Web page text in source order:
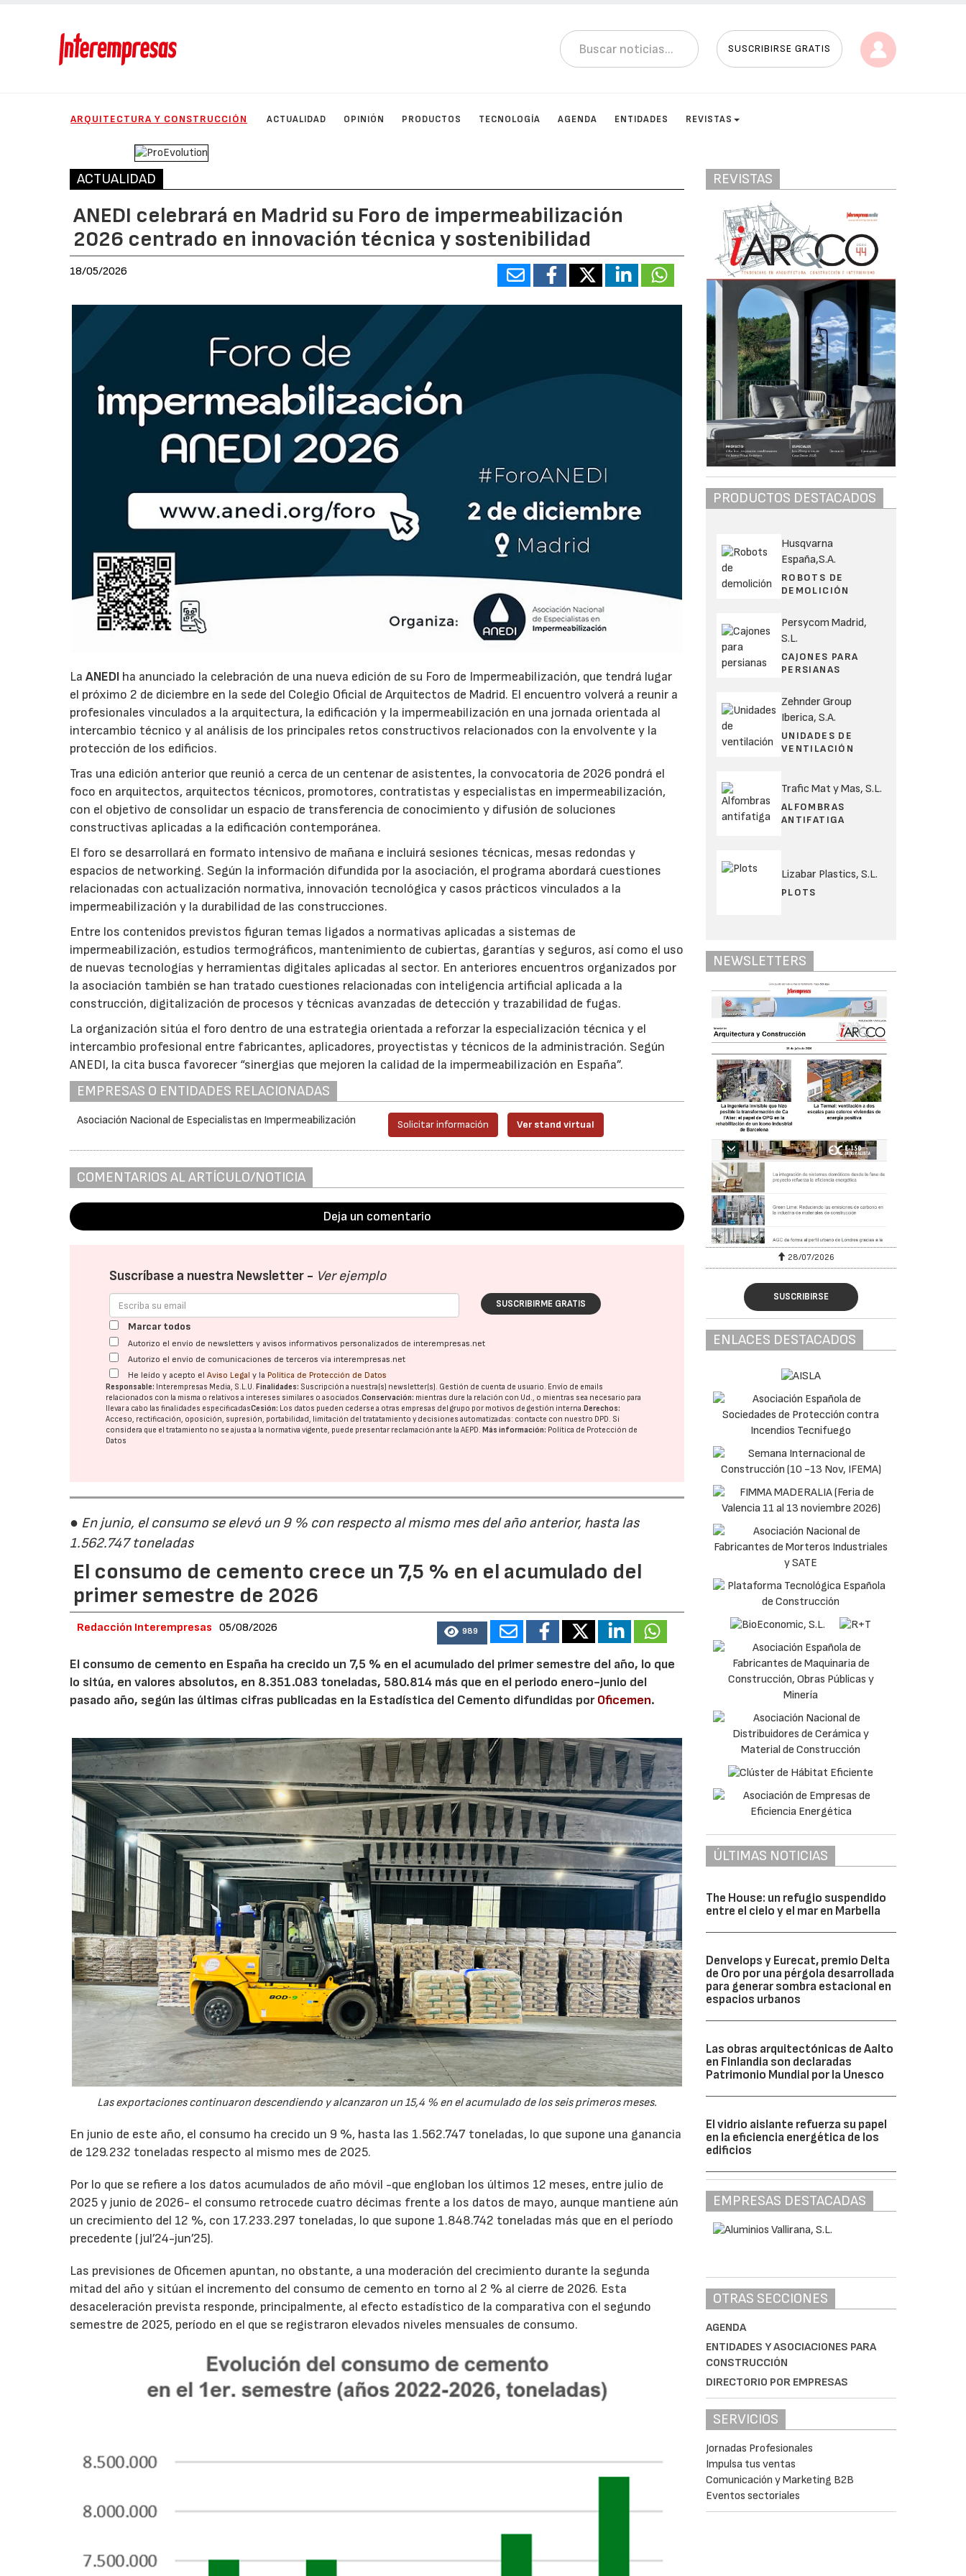
SUSCRIBIRSE GRATIS
ARQUITECTURA Y CONSTRUCCIÓN ACTUALIDAD OPINIÓN PRODUCTOS TECNOLOGÍA AGENDA ENTIDADES REVISTAS
ACTUALIDAD
ANEDI celebrará en Madrid su Foro de impermeabilización
2026 centrado en innovación técnica y sostenibilidad
18/05/2026
LaANEDI ha anunciado la celebración de una nueva edición de su Foro de Impermeabilización, que tendrá lugar
el próximo 2 de diciembre en la sede del Colegio Oficial de Arquitectos de Madrid. El encuentro volverá a reunir a
profesionales vinculados a la arquitectura, la edificación y la impermeabilización en una jornada orientada al
intercambio técnico y al análisis de los principales retos constructivos relacionados con la envolvente y la
protección de los edificios.
Tras una edición anterior que reunió a cerca de un centenar de asistentes, la convocatoria de 2026 pondrá el
foco en arquitectos, arquitectos técnicos, promotores, contratistas y especialistas en impermeabilización,
con el objetivo de consolidar un espacio de transferencia de conocimiento y difusión de soluciones
constructivas aplicadas a la edificación contemporánea.
El foro se desarrollará en formato intensivo de mañana e incluirá sesiones técnicas, mesas redondas y
espacios de networking. Según la información difundida por la asociación, el programa abordará cuestiones
relacionadas con actualización normativa, innovación tecnológica y casos prácticos vinculados a la
impermeabilización y la durabilidad de las construcciones.
Entre los contenidos previstos figuran temas ligados a normativas aplicadas a sistemas de
impermeabilización, estudios termográficos, mantenimiento de cubiertas, garantías y seguros, así como el uso
de nuevas tecnologías y herramientas digitales aplicadas al sector. En anteriores encuentros organizados por
la asociación también se han tratado cuestiones relacionadas con inteligencia artificial aplicada a la
construcción, digitalización de procesos y técnicas avanzadas de detección y trazabilidad de fugas.
La organización sitúa el foro dentro de una estrategia orientada a reforzar la especialización técnica y el
intercambio profesional entre fabricantes, aplicadores, proyectistas y técnicos de la administración. Según
ANEDI, la cita busca favorecer “sinergias que mejoren la calidad de la impermeabilización en España”.
EMPRESAS O ENTIDADES RELACIONADAS
Asociación Nacional de Especialistas en Impermeabilización Solicitar información Ver stand virtual
COMENTARIOS AL ARTÍCULO/NOTICIA
Deja un comentario
Suscríbase a nuestra Newsletter - Ver ejemplo
SUSCRIBIRME GRATIS
Marcar todos
Autorizo el envío de newsletters y avisos informativos personalizados de interempresas.net
Autorizo el envío de comunicaciones de terceros vía interempresas.net
He leído y acepto elAviso Legal y la Política de Protección de Datos
Responsable: Interempresas Media, S.L.U. Finalidades: Suscripción a nuestra(s) newsletter(s). Gestión de cuenta de usuario. Envío de emails
relacionados con la misma o relativos a intereses similares o asociados.Conservación: mientras dure la relación con Ud., o mientras sea necesario para
llevar a cabo las finalidades especificadasCesión: Los datos pueden cederse a otras empresas del grupo por motivos de gestión interna. Derechos:
Acceso, rectificación, oposición, supresión, portabilidad, limitación del tratatamiento y decisiones automatizadas: contacte con nuestro DPD. Si
considera que el tratamiento no se ajusta a la normativa vigente, puede presentar reclamación ante laAEPD. Más información: Política de Protección de
Datos
● En junio, el consumo se elevó un 9 % con respecto al mismo mes del año anterior, hasta las
1.562.747 toneladas
El consumo de cemento crece un 7,5 % en el acumulado del
primer semestre de 2026
Redacción Interempresas 05/08/2026 989
El consumo de cemento en España ha crecido un 7,5 % en el acumulado del primer semestre del año, lo que
lo sitúa, en valores absolutos, en 8.351.083 toneladas, 580.814 más que en el periodo enero-junio del
pasado año, según las últimas cifras publicadas en la Estadística del Cemento difundidas porOficemen.
Las exportaciones continuaron descendiendo y alcanzaron un 15,4 % en el acumulado de los seis primeros meses.
En junio de este año, el consumo ha crecido un 9 %, hasta las 1.562.747 toneladas, lo que supone una ganancia
de 129.232 toneladas respecto al mismo mes de 2025.
Por lo que se refiere a los datos acumulados de año móvil -que engloban los últimos 12 meses, entre julio de
2025 y junio de 2026- el consumo retrocede cuatro décimas frente a los datos de mayo, aunque mantiene aún
un crecimiento del 12 %, con 17.233.297 toneladas, lo que supone 1.848.742 toneladas más que en el período
precedente (jul’24-jun’25).
Las previsiones de Oficemen apuntan, no obstante, a una moderación del crecimiento durante la segunda
mitad del año y sitúan el incremento del consumo de cemento en torno al 2 % al cierre de 2026. Esta
desaceleración prevista responde, principalmente, al efecto estadístico de la comparativa con el segundo
semestre de 2025, período en el que se registraron elevados niveles mensuales de consumo.
REVISTAS
PRODUCTOS DESTACADOS
Husqvarna
España,S.A.
ROBOTS DE
DEMOLICIÓN
Persycom Madrid,
S.L.
CAJONES PARA
PERSIANAS
Zehnder Group
Iberica, S.A.
UNIDADES DE
VENTILACIÓN
Trafic Mat y Mas, S.L.
ALFOMBRAS
ANTIFATIGA
Lizabar Plastics, S.L.
PLOTS
NEWSLETTERS
28/07/2026
SUSCRIBIRSE
ENLACES DESTACADOS
ÚLTIMAS NOTICIAS
The House: un refugio suspendido
entre el cielo y el mar en Marbella
Denvelops y Eurecat, premio Delta
de Oro por una pérgola desarrollada
para generar sombra estacional en
espacios urbanos
Las obras arquitectónicas de Aalto
en Finlandia son declaradas
Patrimonio Mundial por la Unesco
El vidrio aislante refuerza su papel
en la eficiencia energética de los
edificios
EMPRESAS DESTACADAS
OTRAS SECCIONES
AGENDA
ENTIDADES Y ASOCIACIONES PARA
CONSTRUCCIÓN
DIRECTORIO POR EMPRESAS
SERVICIOS
Jornadas Profesionales
Impulsa tus ventas
Comunicación y Marketing B2B
Eventos sectoriales